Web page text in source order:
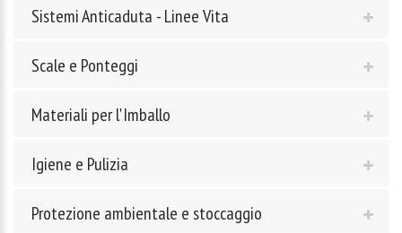
Sistemi Anticaduta - Linee Vita
Scale e Ponteggi
Materiali per l'Imballo
Igiene e Pulizia
Protezione ambientale e stoccaggio